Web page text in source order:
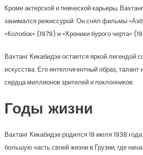
Кроме актерской и певческой карьеры,
занимался режиссурой. Он снял фильмы
«Колобок» (1979) и «Хроники бурого черта»
Вахтанг Кикабидзе остается яркой легендой
искусства. Его интеллигентный образ,
сердца миллионов зрителей и поклонников.
Годы жизни
Вахтанг Кикабидзе родился 19 июля 1938
большую часть своей жизни в Грузии, где